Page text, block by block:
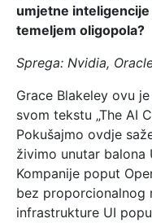
umjetne
temeljem oligopola?
Sprega: Nvidia,
Grace Blakeley ovu
svom tekstu „The AI
Pokušajmo ovdje
živimo unutar balona
Kompanije poput
bez proporcionalnog
infrastrukture UI